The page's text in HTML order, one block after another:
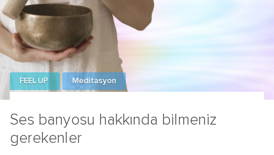
Ses banyosu hakkında bilmeniz
gerekenler
FEEL UP Meditasyon